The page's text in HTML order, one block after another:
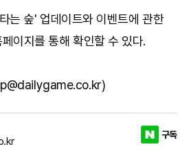
는 숲' 업데이트와 이벤트에 관한
페이지를 통해 확인할 수 있다.
구독